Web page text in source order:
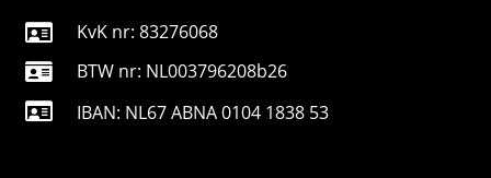

KvK nr: 83276068

BTW nr: NL003796208b26

IBAN: NL67 ABNA 0104 1838 53